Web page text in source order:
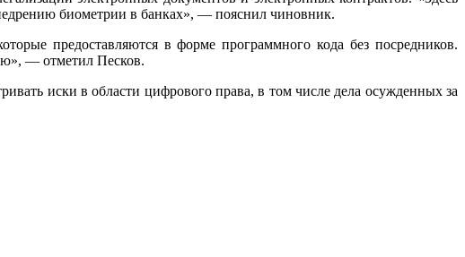
биометрии в банках», — пояснил чиновник.
предоставляются в форме программного кода без посредников.
— отметил Песков.
иски в области цифрового права, в том числе дела осужденных за